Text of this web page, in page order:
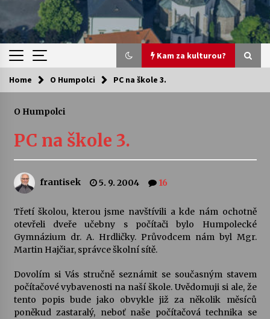
Kam za kulturou?
Kam za kulturou?
Sukuba Ensemble
4. 8. 2026
Vernisáž výstavy Josefíny Duškové: Stávám se
kapkou
Veselí muzikanti
30. 7. 2026
Pozvánka na integrační festival Quijotova
šedesátka: 28. 7.–1. 8. 2026
28. 7. 2026
Home O Humpolci PC na škole 3.
O Humpolci
PC na škole 3.
frantisek 5. 9. 2004 16
Třetí školou, kterou jsme navštívili a kde nám ochotně
otevřeli dveře učebny s počítači bylo Humpolecké
Gymnázium dr. A. Hrdličky. Průvodcem nám byl Mgr.
Martin Hajčiar, správce školní sítě.
Dovolím si Vás stručně seznámit se současným stavem
počítačové vybavenosti na naší škole. Uvědomuji si ale, že
tento popis bude jako obvykle již za několik měsíců
poněkud zastaralý, neboť naše počítačová technika se